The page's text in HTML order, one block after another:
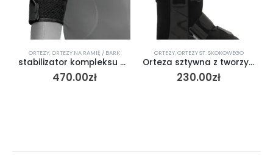
ORTEZY,ORTEZY NA RAMIĘ / BARK
stabilizator kompleksu barkowego / SHOULDER WRAP
470.00zł
ORTEZY,ORTEZY ST. SKOKOWEGO
Orteza sztywna z tworzywa sztucznego na goleń i stopę AT53005
230.00zł